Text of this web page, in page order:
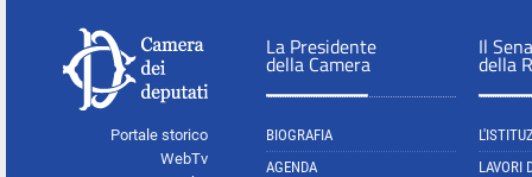
Portale storico
WebTv
La Presidente
della Camera
BIOGRAFIA
AGENDA
Il
della
LAVORI